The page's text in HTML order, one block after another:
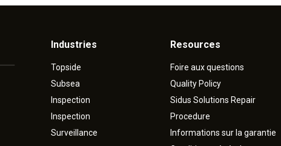
Industries
Topside
Subsea
Inspection
Inspection
Surveillance
Resources
Foire aux questions
Quality Policy
Sidus Solutions Repair
Procedure
Informations sur la garantie